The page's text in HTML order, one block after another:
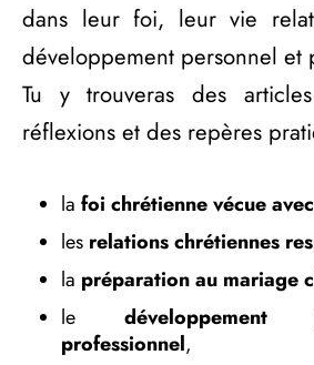
dans leur foi, leur vie
développement personnel et
Tu y trouveras des
réflexions et des repères
la foi chrétienne vécue
les relations chrétiennes
la préparation au mariage
le
professionnel,